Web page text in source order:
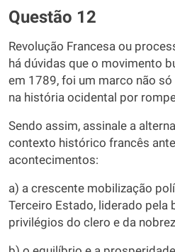
Questão 12
Revolução Francesa ou
há dúvidas que o movimento
em 1789, foi um marco não
na história ocidental por
Sendo assim, assinale a
contexto histórico francês
acontecimentos:
a) a crescente mobilização
Terceiro Estado, liderado pela
privilégios do clero e da